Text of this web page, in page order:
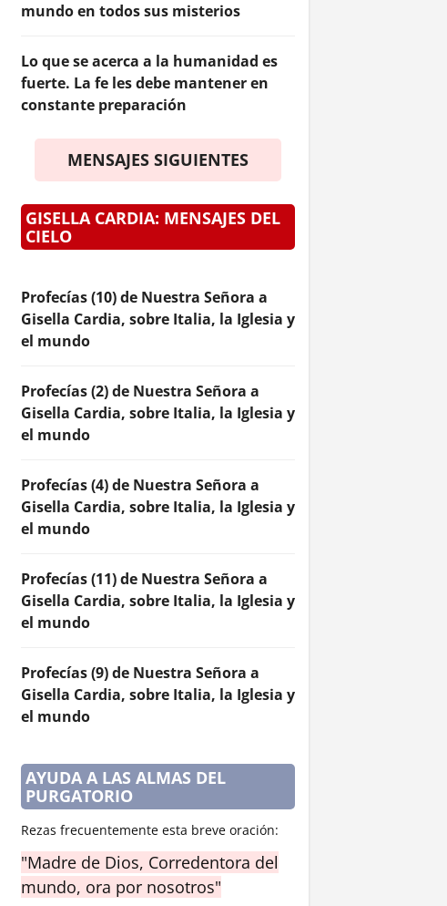
mundo en todos sus misterios
Lo que se acerca a la humanidad es
fuerte. La fe les debe mantener en
constante preparación
MENSAJES SIGUIENTES
GISELLA CARDIA: MENSAJES DEL
CIELO
Profecías (10) de Nuestra Señora a
Gisella Cardia, sobre Italia, la Iglesia y
el mundo
Profecías (2) de Nuestra Señora a
Gisella Cardia, sobre Italia, la Iglesia y
el mundo
Profecías (4) de Nuestra Señora a
Gisella Cardia, sobre Italia, la Iglesia y
el mundo
Profecías (11) de Nuestra Señora a
Gisella Cardia, sobre Italia, la Iglesia y
el mundo
Profecías (9) de Nuestra Señora a
Gisella Cardia, sobre Italia, la Iglesia y
el mundo
AYUDA A LAS ALMAS DEL
PURGATORIO
Rezas frecuentemente esta breve oración:
"Madre de Dios, Corredentora del
mundo, ora por nosotros"